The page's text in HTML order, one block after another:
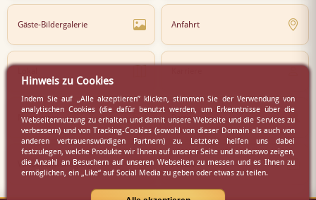
Gäste-Bildergalerie Anfahrt
Newsletter Partner
Virtueller Rundgang Presse
Hinweis zu Cookies
Indem Sie auf „Alle akzeptieren” klicken, stimmen Sie der Verwendung von
analytischen Cookies (die dafür benutzt werden, um Erkenntnisse über die
Webseitennutzung zu erhalten und damit unsere Webseite und die Services zu
verbessern) und von Tracking-Cookies (sowohl von dieser Domain als auch von
anderen vertrauenswürdigen Partnern) zu. Letztere helfen uns dabei
festzulegen, welche Produkte wir Ihnen auf unserer Seite und anderswo zeigen,
die Anzahl an Besuchern auf unseren Webseiten zu messen und es Ihnen zu
ermöglichen, ein „Like“ auf Social Media zu geben oder etwas zu teilen.